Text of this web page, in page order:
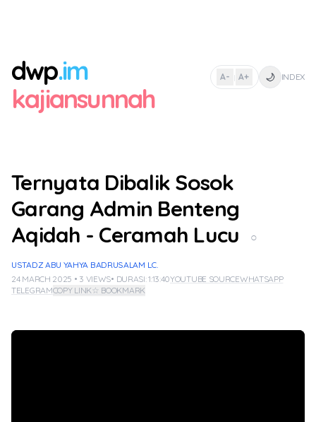
dwp.im
kajiansunnah
A- | A+ 🌙 INDEX
Ternyata Dibalik Sosok
Garang Admin Benteng
Aqidah - Ceramah Lucu
○
USTADZ ABU YAHYA BADRUSALAM LC.
24 MARCH 2025 • 3 VIEWS• DURASI: 1:13:40YOUTUBE SOURCEWHATSAPP
TELEGRAMCOPY LINK☆ BOOKMARK